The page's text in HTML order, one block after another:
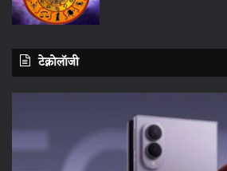
टेक्नोलॉजी